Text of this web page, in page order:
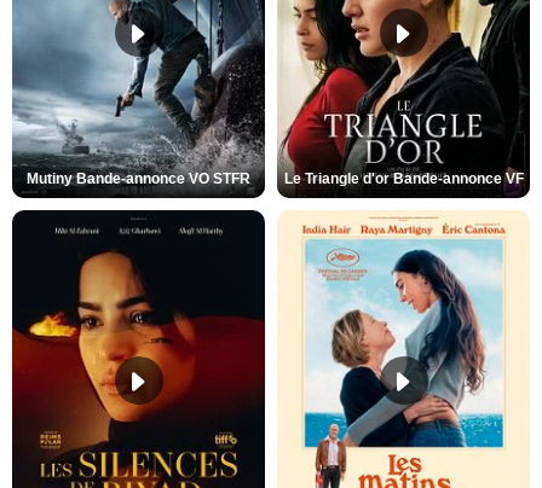
Mutiny Bande-annonce VO STFR Le Triangle d'or Bande-annonce VF